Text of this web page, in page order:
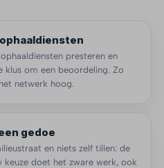
presteren en
klus om een beoordeling. Zo
netwerk hoog.
gedoe
en niets zelf tillen: de
keuze doet het zware werk, ook